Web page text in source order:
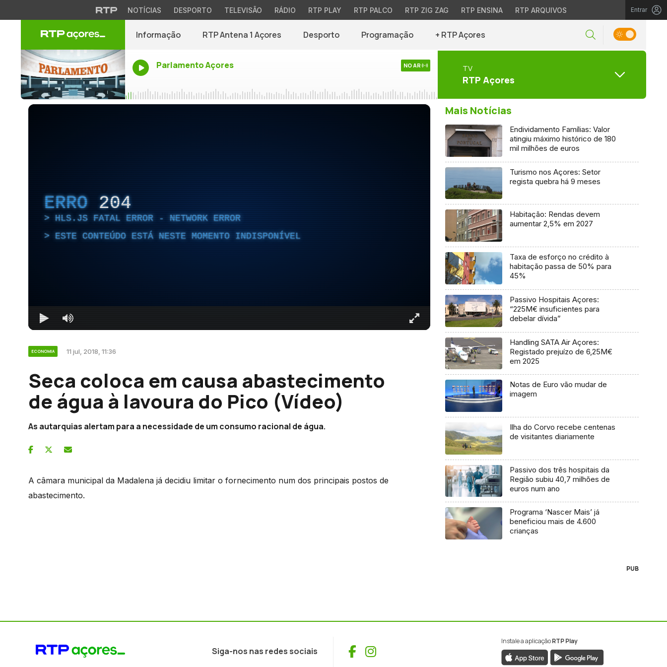
NOTÍCIAS DESPORTO TELEVISÃO RÁDIO RTP PLAY RTP PALCO RTP ZIG ZAG RTP ENSINA RTP ARQUIVOS Entrar
Informação RTP Antena 1 Açores Desporto Programação + RTP Açores
Parlamento Açores NO AR TV
RTP Açores
ERRO 204
HLS.JS FATAL ERROR - NETWORK ERROR
ESTE CONTEÚDO ESTÁ NESTE MOMENTO INDISPONÍVEL
ECONOMIA 11 jul, 2018, 11:36
Seca coloca em causa abastecimento
de água à lavoura do Pico (Vídeo)
As autarquias alertam para a necessidade de um consumo racional de água.
A câmara municipal da Madalena já decidiu limitar o fornecimento num dos principais postos de
abastecimento.
Mais Notícias
Endividamento Famílias: Valor
atingiu máximo histórico de 180
mil milhões de euros
Turismo nos Açores: Setor
regista quebra há 9 meses
Habitação: Rendas devem
aumentar 2,5% em 2027
Taxa de esforço no crédito à
habitação passa de 50% para
45%
Passivo Hospitais Açores:
“225M€ insuficientes para
debelar dívida”
Handling SATA Air Açores:
Registado prejuízo de 6,25M€
em 2025
Notas de Euro vão mudar de
imagem
Ilha do Corvo recebe centenas
de visitantes diariamente
Passivo dos três hospitais da
Região subiu 40,7 milhões de
euros num ano
Programa ‘Nascer Mais’ já
beneficiou mais de 4.600
crianças
PUB
Siga-nos nas redes sociais Facebook
Instagram
Instale a aplicaçãoRTP Play